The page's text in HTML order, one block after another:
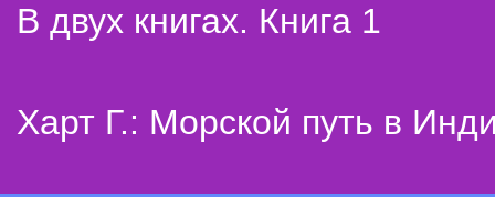
В двух книгах. Книга 1
Харт Г.: Морской путь в